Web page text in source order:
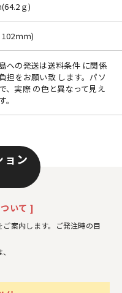
ｇ)
ｍｍ)
への発送は送料条件 に関係
担をお願い致 します。パソ
、実際 の色と異なって見え
ン
いて ]
案内します。ご発注時の目